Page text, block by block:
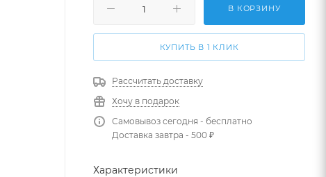
В КОРЗИНУ
КУПИТЬ В 1 КЛИК
Рассчитать доставку
Хочу в подарок
Самовывоз сегодня - бесплатно
Доставка завтра - 500 ₽
Характеристики